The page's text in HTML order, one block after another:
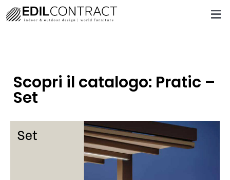
Scopri il catalogo: Pratic –
Set